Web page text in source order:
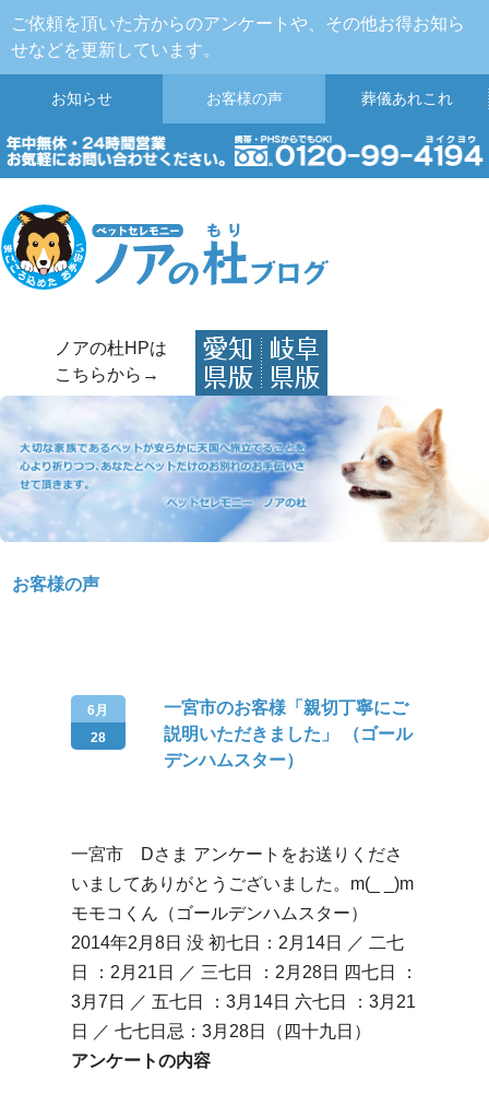
ご依頼を頂いた方からのアンケートや、その他お得お知ら
せなどを更新しています。
お知らせ お客様の声 葬儀あれこれ
ノアの杜HPは
こちらから→
お客様の声
6月
28
一宮市のお客様「親切丁寧にご
説明いただきました」 （ゴール
デンハムスター）
一宮市 Dさま アンケートをお送りくださ
いましてありがとうございました。m(_ _)m
モモコくん（ゴールデンハムスター）
2014年2月8日 没 初七日：2月14日 ／ 二七
日 ：2月21日 ／ 三七日 ：2月28日 四七日 ：
3月7日 ／ 五七日 ：3月14日 六七日 ：3月21
日 ／ 七七日忌：3月28日（四十九日）
アンケートの内容